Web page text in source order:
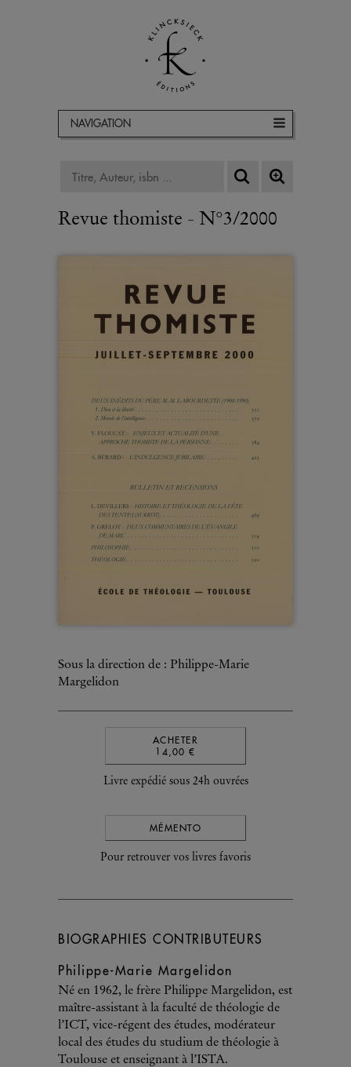
NAVIGATION
Revue thomiste - N°3/2000
Sous la direction de : Philippe-Marie
Margelidon
ACHETER
14,00 €
Livre expédié sous 24h ouvrées
MÉMENTO
Pour retrouver vos livres favoris
BIOGRAPHIES CONTRIBUTEURS
Philippe-Marie Margelidon
Né en 1962, le frère Philippe Margelidon, est
maître-assistant à la faculté de théologie de
l’ICT, vice-régent des études, modérateur
local des études du studium de théologie à
Toulouse et enseignant à l’ISTA.